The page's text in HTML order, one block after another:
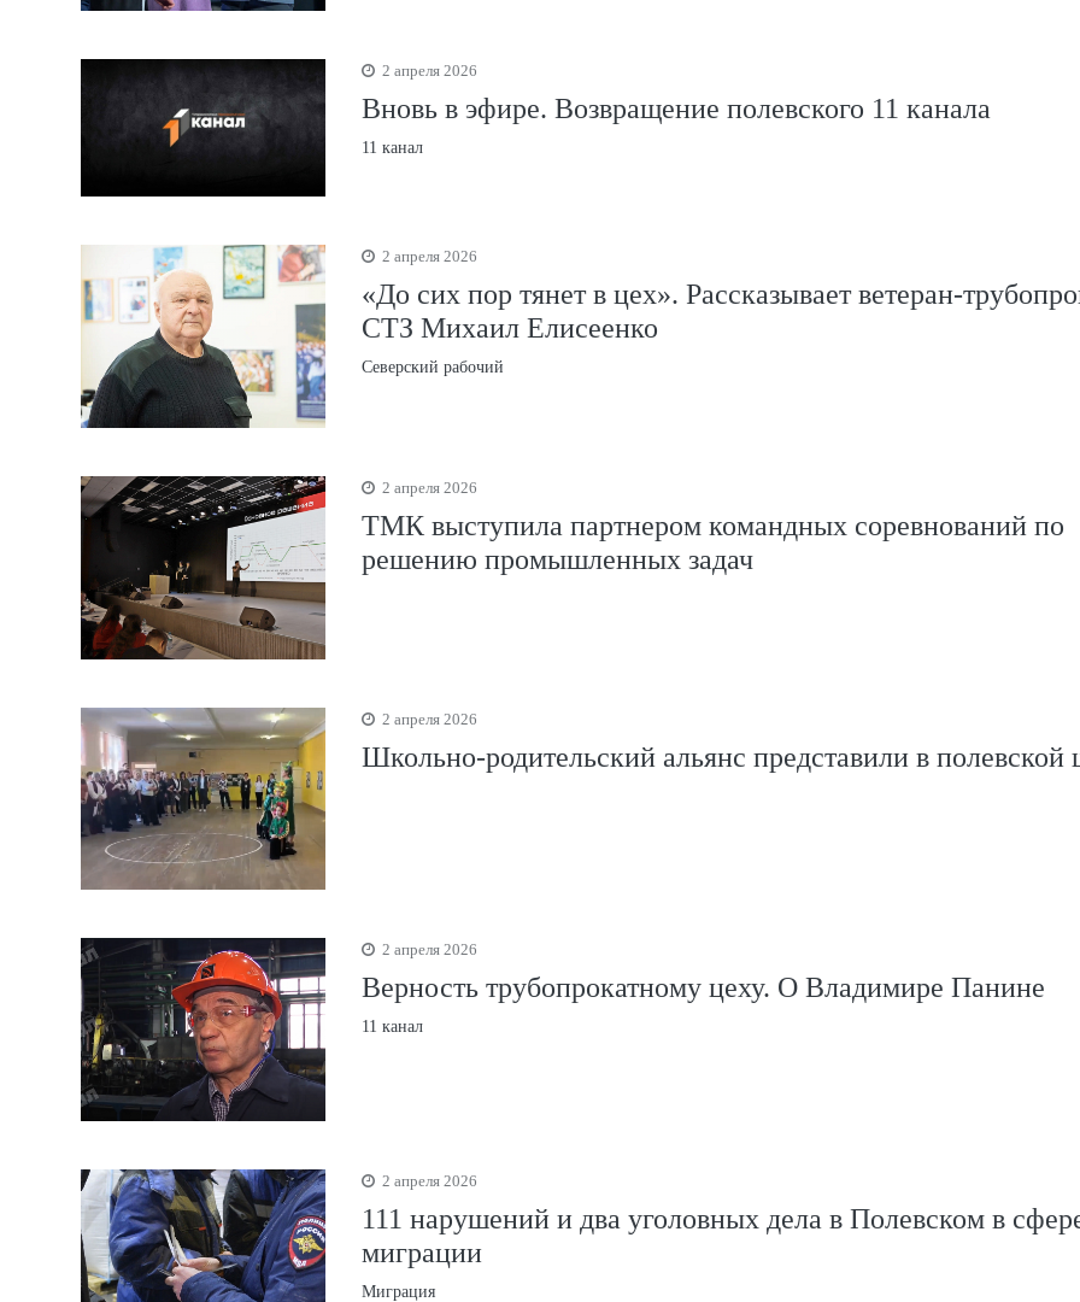
2 апреля 2026
Вновь в эфире. Возвращение полевского 11 канала
11 канал
2 апреля 2026
«До сих пор тянет в цех». Рассказывает ветеран-
СТЗ Михаил Елисеенко
Северский рабочий
2 апреля 2026
ТМК выступила партнером командных соревнований по
решению промышленных задач
2 апреля 2026
Школьно-родительский альянс представили в полевской
2 апреля 2026
Верность трубопрокатному цеху. О Владимире Панине
11 канал
2 апреля 2026
111 нарушений и два уголовных дела в Полевском в
миграции
Миграция